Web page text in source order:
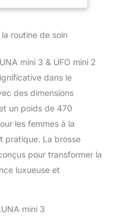
un nettoyage
impeccable.
L'appareil de
breveté T-
en douceur
et est conçu
et
l'absorption du
UFO mini 2 pour
maximale.
LED À
COMPLET
de niveau
routine de soin
mini 3 & UFO mini 2
dans le
des dimensions
un poids de 470
les femmes à la
pratique. La brosse
pour transformer la
luxueuse et
mini 3